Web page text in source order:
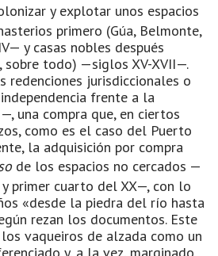
y explotar unos espacios
primero (Gúa, Belmonte,
y casas nobles después
sobre todo) —siglos XV-XVII—.
redenciones jurisdiccionales o
frente a la
una compra que, en ciertos
como es el caso del Puerto
la adquisición por compra
de los espacios no cercados —
primer cuarto del XX—, con lo
«desde la piedra del río hasta
rezan los documentos. Este
vaqueiros de alzada como un
y, a la vez, marginado